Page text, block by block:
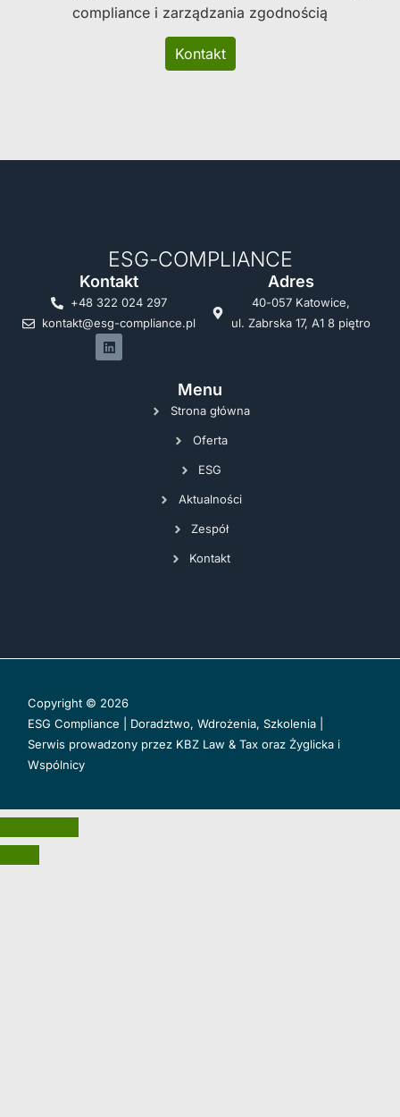
compliance i zarządzania zgodnością
Kontakt
ESG-COMPLIANCE
Kontakt
+48 322 024 297
kontakt@esg-compliance.pl
Adres
40-057 Katowice,
ul. Zabrska 17, A1 8 piętro
Menu
Strona główna
Oferta
ESG
Aktualności
Zespół
Kontakt
Copyright © 2026
ESG Compliance | Doradztwo, Wdrożenia, Szkolenia |
Serwis prowadzony przez KBZ Law & Tax oraz Żyglicka i
Wspólnicy